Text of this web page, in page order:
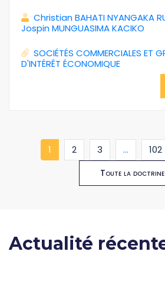
Christian BAHATI NYANGAKA
Jospin MUNGUASIMA KACIKO
SOCIÉTÉS COMMERCIALES ET
D'INTÉRÊT ÉCONOMIQUE
1 (current)
2 3 ... 102
Toute la doctrine
Actualité